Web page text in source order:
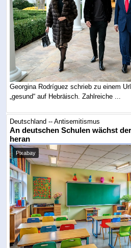
Georgina Rodríguez schrieb zu einem
„gesund“ auf Hebräisch. Zahlreiche ...
Deutschland -- Antisemitismus
An deutschen Schulen wächst
heran
Pixabay